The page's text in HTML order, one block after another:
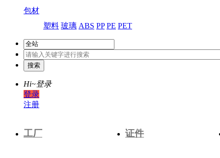
包材
塑料 玻璃 ABS PP PE PET
Hi~登录
登录
注册
工厂 证件